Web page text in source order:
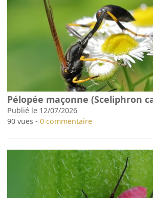
Pélopée maçonne (Sceliphron
Publié le 12/07/2026
90 vues -0 commentaire